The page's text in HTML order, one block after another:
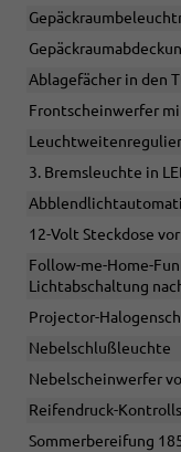
Ablagefächer in den
Frontscheinwerfer
3. Bremsleuchte in
12-Volt Steckdose
Follow-me-Home-
Lichtabschaltung
Projector-
Nebelschlußleuchte
Nebelscheinwerfer
Reifendruck-
Sommerbereifung